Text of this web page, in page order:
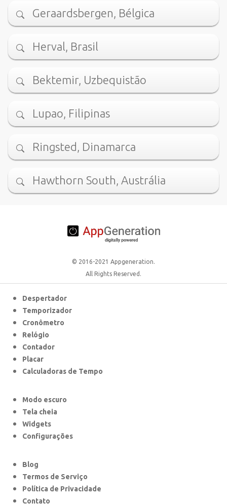
Geraardsbergen, Bélgica
Herval, Brasil
Bektemir, Uzbequistão
Lupao, Filipinas
Ringsted, Dinamarca
Hawthorn South, Austrália
© 2016-2021 Appgeneration.
All Rights Reserved.
Despertador
Temporizador
Cronômetro
Relógio
Contador
Placar
Calculadoras de Tempo
Modo escuro
Tela cheia
Widgets
Configurações
Blog
Termos de Serviço
Política de Privacidade
Contato